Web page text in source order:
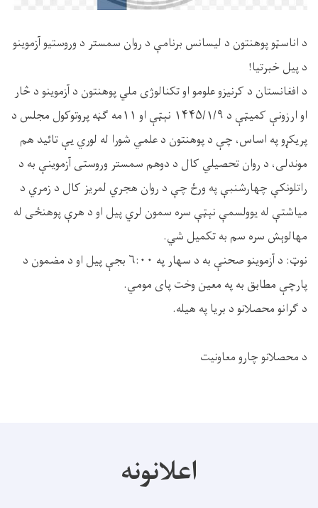
د اناسټو پوهنتون د لیسانس برنامې د روان سمستر د وروستیو آزموینو
د پیل خبرتیا!
د افغانستان د کرنیزو علومو او تکنالوژی ملي پوهنتون د آزموینو د څار
او ارزونې کمیټې د ۱۴۴۵/۱/۹ نېټې او ۱۱مه ګڼه پروتوکول مجلس د
پریکړو په اساس، چې د پوهنتون د علمي شورا له لوري یې تائید هم
موندلی، د روان تحصیلي کال د دوهم سمستر وروستی آزموینې به د
راتلونکې چهارشنبې په ورځ چې د روان هجري لمریز کال د زمري د
میاشتې له یوولسمې نېټې سره سمون لري پیل او د هرې پوهنځی له
مهالوېش سره سم به تکمیل شي.
نوټ: د آزموینو صحنې به د سهار په ۶:۰۰ بجې پیل او د مضمون د
پارچې مطابق به په معین وخت پای مومي.
د ګرانو محصلانو د بریا په هیله.
د محصلانو چارو معاونیت
اعلانونه